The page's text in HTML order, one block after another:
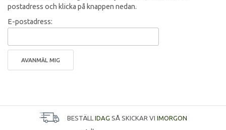
postadress och klicka på knappen nedan.
E-postadress:
BESTÄLL IDAG SÅ SKICKAR VI IMORGON